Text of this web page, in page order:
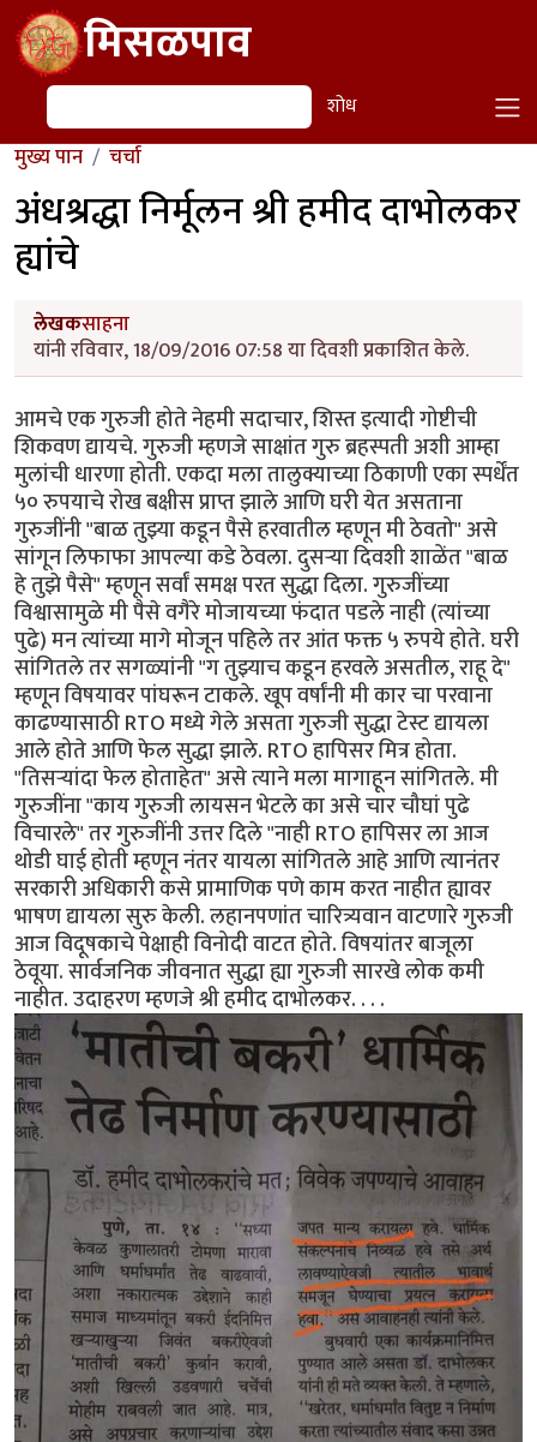
Skip to main contentमिसळपाव
शोध शोध
मुख्य पान चर्चा
अंधश्रद्धा निर्मूलन श्री हमीद दाभोलकर
ह्यांचे
लेखकसाहना
यांनी रविवार, 18/09/2016 07:58 या दिवशी प्रकाशित केले.
आमचे एक गुरुजी होते नेहमी सदाचार, शिस्त इत्यादी गोष्टीची
शिकवण द्यायचे. गुरुजी म्हणजे साक्षांत गुरु ब्रहस्पती अशी आम्हा
मुलांची धारणा होती. एकदा मला तालुक्याच्या ठिकाणी एका स्पर्धेंत
५० रुपयाचे रोख बक्षीस प्राप्त झाले आणि घरी येत असताना
गुरुजींनी "बाळ तुझ्या कडून पैसे हरवातील म्हणून मी ठेवतो" असे
सांगून लिफाफा आपल्या कडे ठेवला. दुसऱ्या दिवशी शाळेंत "बाळ
हे तुझे पैसे" म्हणून सर्वां समक्ष परत सुद्धा दिला. गुरुजींच्या
विश्वासामुळे मी पैसे वगैरे मोजायच्या फंदात पडले नाही (त्यांच्या
पुढे) मन त्यांच्या मागे मोजून पहिले तर आंत फक्त ५ रुपये होते. घरी
सांगितले तर सगळ्यांनी "ग तुझ्याच कडून हरवले असतील, राहू दे"
म्हणून विषयावर पांघरून टाकले. खूप वर्षांनी मी कार चा परवाना
काढण्यासाठी RTO मध्ये गेले असता गुरुजी सुद्धा टेस्ट द्यायला
आले होते आणि फेल सुद्धा झाले. RTO हापिसर मित्र होता.
"तिसऱ्यांदा फेल होताहेत" असे त्याने मला मागाहून सांगितले. मी
गुरुजींना "काय गुरुजी लायसन भेटले का असे चार चौघां पुढे
विचारले" तर गुरुजींनी उत्तर दिले "नाही RTO हापिसर ला आज
थोडी घाई होती म्हणून नंतर यायला सांगितले आहे आणि त्यानंतर
सरकारी अधिकारी कसे प्रामाणिक पणे काम करत नाहीत ह्यावर
भाषण द्यायला सुरु केली. लहानपणांत चारित्र्यवान वाटणारे गुरुजी
आज विदूषकाचे पेक्षाही विनोदी वाटत होते. विषयांतर बाजूला
ठेवूया. सार्वजनिक जीवनात सुद्धा ह्या गुरुजी सारखे लोक कमी
नाहीत. उदाहरण म्हणजे श्री हमीद दाभोलकर. . . .